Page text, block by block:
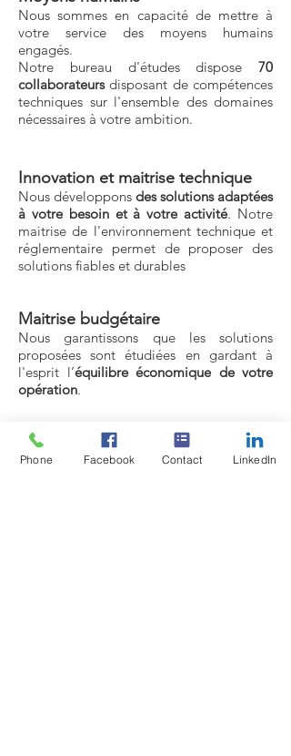
Nous sommes en capacité de mettre à
votre service des moyens humains
engagés.
Notre bureau d'études dispose 70
collaborateursdisposant de compétences
techniques sur l'ensemble des domaines
nécessaires à votre ambition.
Innovation et maitrise technique
Nous développons des solutions adaptées
à votre besoin et à votre activité. Notre
maitrise de l'environnement technique et
réglementaire permet de proposer des
solutions fiables et durables
Maitrise budgétaire
Nous garantissons que les solutions
proposées sont étudiées en gardant à
l'esprit l’équilibre économique de votre
opération.
Presentation detaillée
Phone Facebook Contact LinkedIn